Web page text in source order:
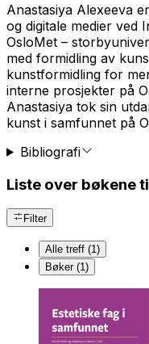
Anastasiya Alexeeva
og digitale medier ved
OsloMet –
med formidling av
kunstformidling for
interne prosjekter på
Anastasiya tok sin
kunst i samfunnet på
Bibliografi
Liste over bøkene
Filter
Alle treff (1)
Bøker (1)